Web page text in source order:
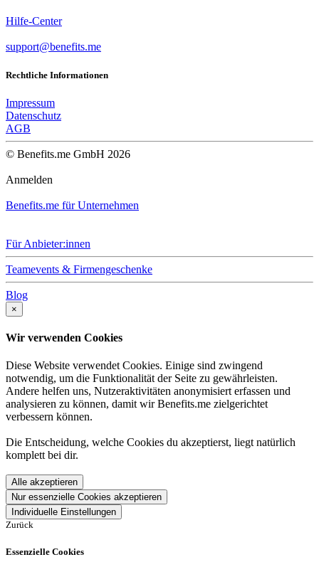
Hilfe-Center
support@benefits.me
Rechtliche Informationen
Impressum
Datenschutz
AGB
© Benefits.me GmbH 2026
Anmelden
Benefits.me für Unternehmen
Für Anbieter:innen
Teamevents & Firmengeschenke
Blog
×
Wir verwenden Cookies
Diese Website verwendet Cookies. Einige sind zwingend
notwendig, um die Funktionalität der Seite zu gewährleisten.
Andere helfen uns, Nutzeraktivitäten anonymisiert erfassen und
analysieren zu können, damit wir Benefits.me zielgerichtet
verbessern können.
Die Entscheidung, welche Cookies du akzeptierst, liegt natürlich
komplett bei dir.
Alle akzeptieren
Nur essenzielle Cookies akzeptieren
Individuelle Einstellungen
Zurück
Essenzielle Cookies